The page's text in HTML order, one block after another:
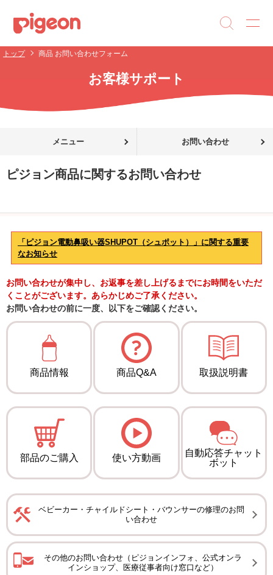
トップ 商品 お問い合わせフォーム
お客様サポート
メニュー お問い合わせ
ピジョン商品に関するお問い合わせ
「ピジョン電動鼻吸い器SHUPOT（シュポット）」に関する重要
なお知らせ
お問い合わせが集中し、お返事を差し上げるまでにお時間をいただ
くことがございます。あらかじめご了承ください。
お問い合わせの前に一度、以下をご確認ください。
商品情報 商品Q&A 取扱説明書
部品のご購入 使い方動画
自動応答チャット
ボット
ベビーカー・チャイルドシート・バウンサーの修理のお問
い合わせ
その他のお問い合わせ（ピジョンインフォ、公式オンラ
インショップ、医療従事者向け窓口など）